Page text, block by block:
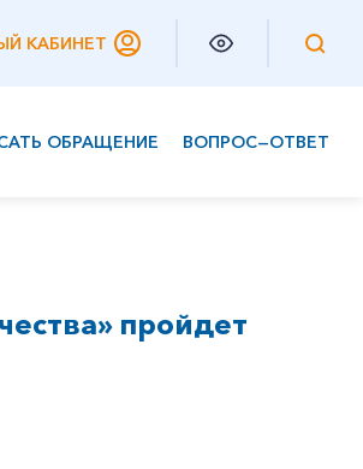
КАБИНЕТ
ОБРАЩЕНИЕ ВОПРОС—ОТВЕТ
пройдет